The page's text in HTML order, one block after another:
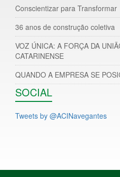
Conscientizar para Transformar
36 anos de construção coletiva
VOZ ÚNICA: A FORÇA DA
CATARINENSE
QUANDO A EMPRESA SE
SOCIAL
Tweets by @ACINavegantes